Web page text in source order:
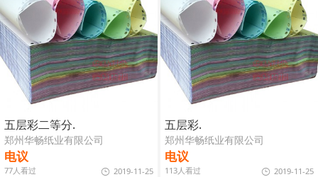
五层彩二等分.
郑州华畅纸业有限公司
电议
77人看过 2019-11-25
五层彩.
郑州华畅纸业有限公司
电议
113人看过 2019-11-25